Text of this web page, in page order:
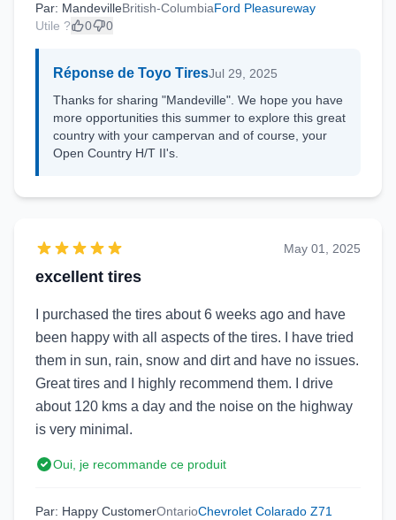
Par: MandevilleBritish-ColumbiaFord Pleasureway
Utile ?
0 0
Réponse de Toyo TiresJul 29, 2025
Thanks for sharing "Mandeville". We hope you have
more opportunities this summer to explore this great
country with your campervan and of course, your
Open Country H/T II's.
excellent tires
May 01, 2025
I purchased the tires about 6 weeks ago and have
been happy with all aspects of the tires. I have tried
them in sun, rain, snow and dirt and have no issues.
Great tires and I highly recommend them. I drive
about 120 kms a day and the noise on the highway
is very minimal.
Oui, je recommande ce produit
Par: Happy CustomerOntarioChevrolet Colarado Z71